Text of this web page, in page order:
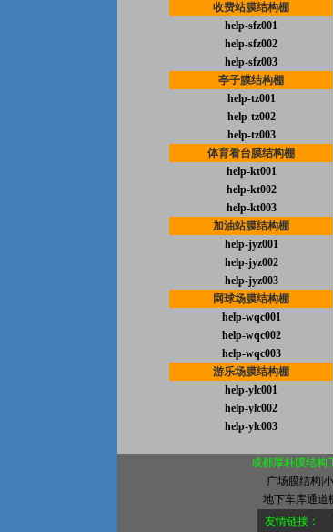
收费站膜结构棚
help-sfz001
help-sfz002
help-sfz003
亭子膜结构棚
help-tz001
help-tz002
help-tz003
体育看台膜结构棚
help-kt001
help-kt002
help-kt003
加油站膜结构棚
help-jyz001
help-jyz002
help-jyz003
网球场膜结构棚
help-wqc001
help-wqc002
help-wqc003
游乐场膜结构棚
help-ylc001
help-ylc002
help-ylc003
成都厚朴膜结构
广场膜结构|
地下车库通道
友情链接：